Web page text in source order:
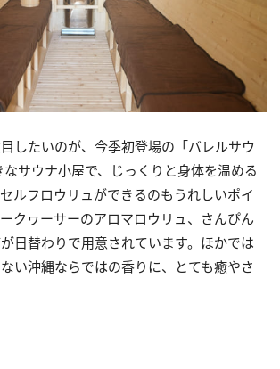
したいのが、今季初登場の「バレルサウ
サウナ小屋で、じっくりと身体を温める
ルフロウリュができるのもうれしいポイ
クヮーサーのアロマロウリュ、さんぴん
日替わりで用意されています。ほかでは
い沖縄ならではの香りに、とても癒やさ